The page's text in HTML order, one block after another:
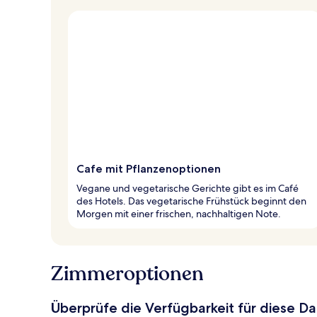
Cafe mit Pflanzenoptionen
Vegane und vegetarische Gerichte gibt es im Café
des Hotels. Das vegetarische Frühstück beginnt den
Morgen mit einer frischen, nachhaltigen Note.
Zimmeroptionen
Überprüfe die Verfügbarkeit für diese